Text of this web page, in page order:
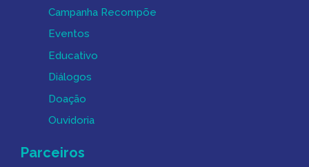
Campanha Recompõe
Eventos
Educativo
Diálogos
Doação
Ouvidoria
Parceiros